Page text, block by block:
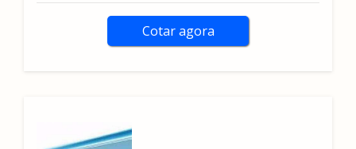
Cotar agora